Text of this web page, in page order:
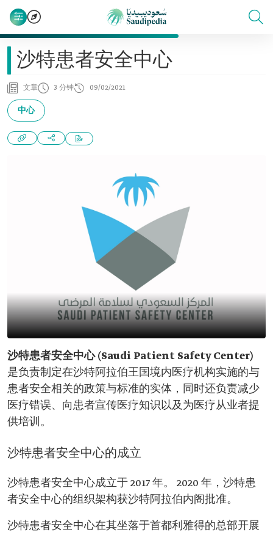
沙特患者安全中心
文章 3 分钟 09/02/2021
中心
沙特患者安全中心 (Saudi Patient Safety Center)
是负责制定在沙特阿拉伯王国境内医疗机构实施的与
患者安全相关的政策与标准的实体，同时还负责减少
医疗错误、向患者宣传医疗知识以及为医疗从业者提
供培训。
沙特患者安全中心的成立
沙特患者安全中心成立于 2017 年。 2020 年，沙特患
者安全中心的组织架构获沙特阿拉伯内阁批准。
沙特患者安全中心在其坐落于首都利雅得的总部开展